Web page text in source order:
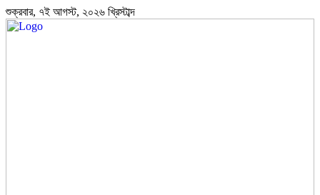
শুক্রবার, ৭ই আগস্ট, ২০২৬ খ্রিস্টাব্দ